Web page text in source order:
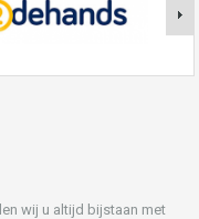
wij u altijd bijstaan met